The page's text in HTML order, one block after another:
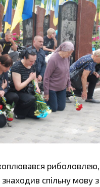
знаходив спільну